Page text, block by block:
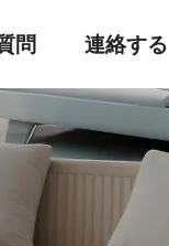
問 連絡する